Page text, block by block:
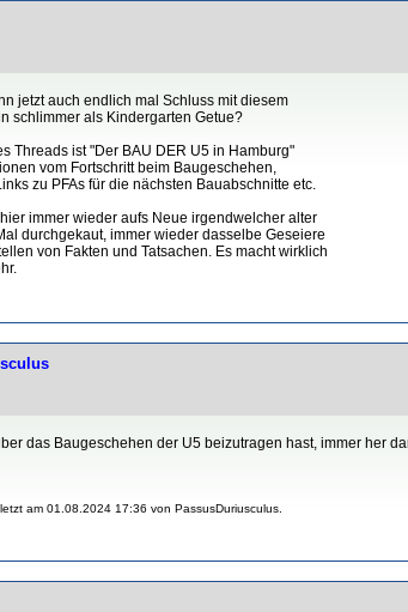
jetzt auch endlich mal Schluss mit diesem
schlimmer als Kindergarten Getue?
Threads ist "Der BAU DER U5 in Hamburg"
vom Fortschritt beim Baugeschehen,
zu PFAs für die nächsten Bauabschnitte etc.
immer wieder aufs Neue irgendwelcher alter
durchgekaut, immer wieder dasselbe Geseiere
von Fakten und Tatsachen. Es macht wirklich
das Baugeschehen der U5 beizutragen hast, immer her
am 01.08.2024 17:36 von PassusDuriusculus.